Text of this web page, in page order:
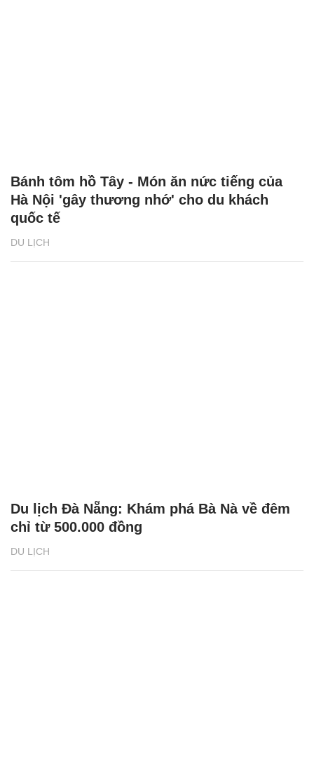
DU LỊCH
Bánh tôm hồ Tây - Món ăn nức tiếng của
Hà Nội 'gây thương nhớ' cho du khách
quốc tế
DU LỊCH
Du lịch Đà Nẵng: Khám phá Bà Nà về đêm
chỉ từ 500.000 đồng